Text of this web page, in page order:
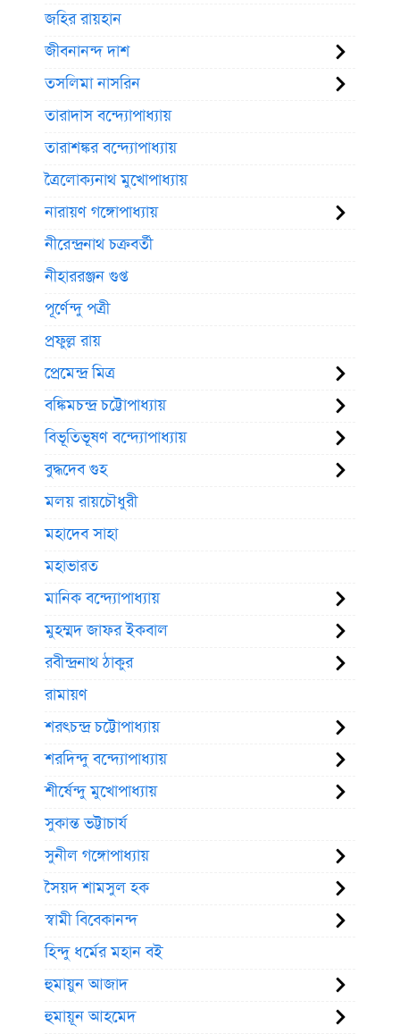
জহির রায়হান
জীবনানন্দ দাশ
তসলিমা নাসরিন
তারাদাস বন্দ্যোপাধ্যায়
তারাশঙ্কর বন্দ্যোপাধ্যায়
ত্রৈলোক্যনাথ মুখোপাধ্যায়
নারায়ণ গঙ্গোপাধ্যায়
নীরেন্দ্রনাথ চক্রবর্তী
নীহাররঞ্জন গুপ্ত
পূর্ণেন্দু পত্রী
প্রফুল্ল রায়
প্রেমেন্দ্র মিত্র
বঙ্কিমচন্দ্র চট্টোপাধ্যায়
বিভূতিভূষণ বন্দ্যোপাধ্যায়
বুদ্ধদেব গুহ
মলয় রায়চৌধুরী
মহাদেব সাহা
মহাভারত
মানিক বন্দ্যোপাধ্যায়
মুহম্মদ জাফর ইকবাল
রবীন্দ্রনাথ ঠাকুর
রামায়ণ
শরৎচন্দ্র চট্টোপাধ্যায়
শরদিন্দু বন্দ্যোপাধ্যায়
শীর্ষেন্দু মুখোপাধ্যায়
সুকান্ত ভট্টাচার্য
সুনীল গঙ্গোপাধ্যায়
সৈয়দ শামসুল হক
স্বামী বিবেকানন্দ
হিন্দু ধর্মের মহান বই
হুমায়ুন আজাদ
হুমায়ূন আহমেদ